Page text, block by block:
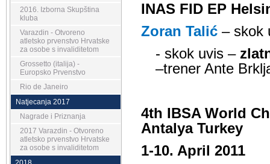
INAS FID EP
Zoran Talić– skok
- skok uvis –
–trener Ante
4th IBSA World
Antalya Turkey
1-10. April 2011
2016. Izborna Skupština
kluba
Varazdin - Otvoreno
atletsko prvenstvo Hrvatske
za osobe s invaliditetom
Grossetto (italija) -
Europsko Prvenstvo
Rio de Janeiro
Natjecanja 2017
Nagrade i Priznanja
2017 Varazdin - Otvoreno
atletsko prvenstvo Hrvatske
za osobe s invaliditetom